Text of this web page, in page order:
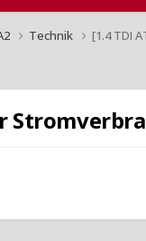
Technik [1.4 TDI